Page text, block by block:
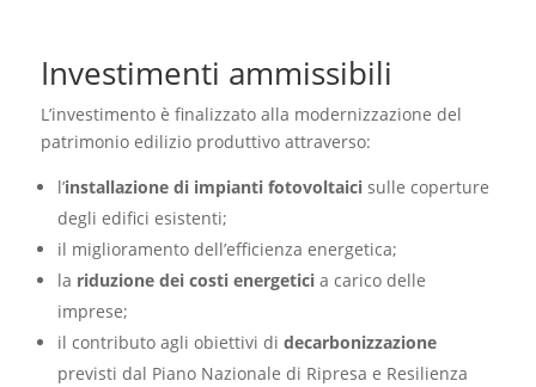
Investimenti ammissibili
L’investimento è finalizzato alla modernizzazione del
patrimonio edilizio produttivo attraverso:
l’installazione di impianti fotovoltaicisulle coperture
degli edifici esistenti;
il miglioramento dell’efficienza energetica;
la riduzione dei costi energeticia carico delle
imprese;
il contributo agli obiettivi di decarbonizzazione
previsti dal Piano Nazionale di Ripresa e Resilienza